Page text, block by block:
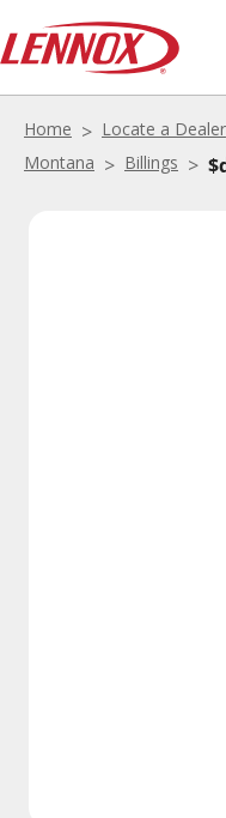
Home Locate a Dealer
Montana
Billings